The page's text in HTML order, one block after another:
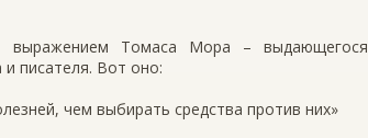
выражением Томаса Мора – выдающегося
и писателя. Вот оно:
чем выбирать средства против них»